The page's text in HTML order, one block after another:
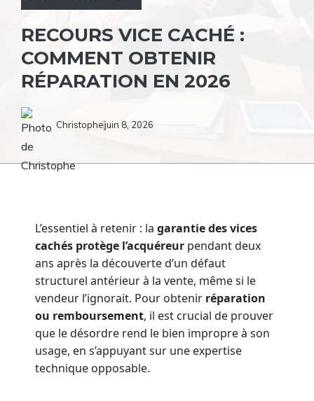
RECOURS VICE CACHÉ :
COMMENT OBTENIR
RÉPARATION EN 2026
Christophejuin 8, 2026
L’essentiel à retenir : la garantie des vices
cachés protège l’acquéreur pendant deux
ans après la découverte d’un défaut
structurel antérieur à la vente, même si le
vendeur l’ignorait. Pour obtenir réparation
ou remboursement, il est crucial de prouver
que le désordre rend le bien impropre à son
usage, en s’appuyant sur une expertise
technique opposable.